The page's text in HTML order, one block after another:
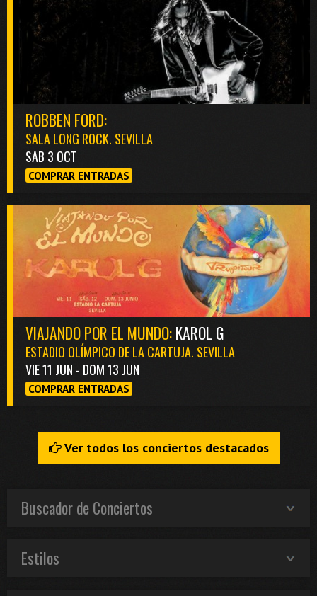
ROBBEN FORD:
SALA LONG ROCK. SEVILLA
SAB 3 OCT
COMPRAR ENTRADAS
VIAJANDO POR EL MUNDO:KAROL G
ESTADIO OLÍMPICO DE LA CARTUJA. SEVILLA
VIE 11 JUN - DOM 13 JUN
COMPRAR ENTRADAS
Ver todos los conciertos destacados
Buscador de Conciertos
Estilos